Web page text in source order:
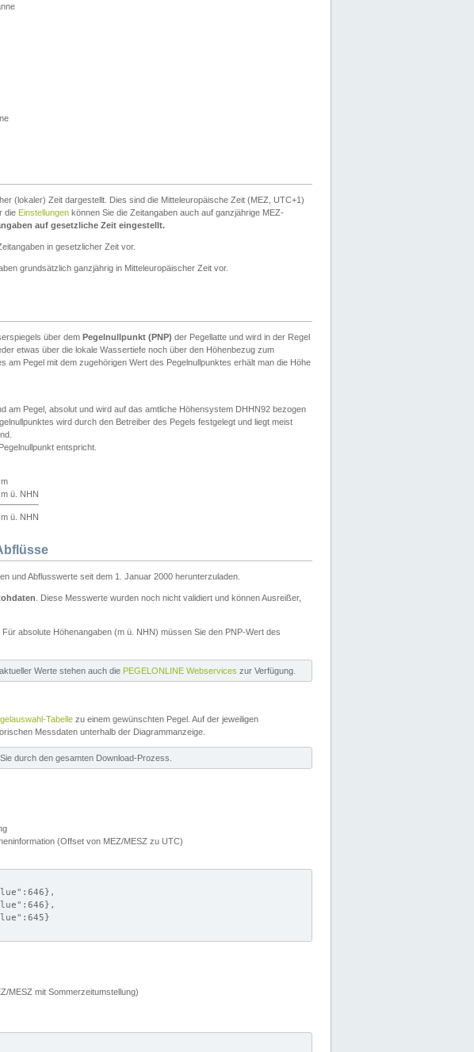
(lokaler) Zeit dargestellt. Dies sind die Mitteleuropäische Zeit (MEZ, UTC+1)
die Einstellungen können Sie die Zeitangaben auch auf ganzjährige MEZ-
auf gesetzliche Zeit eingestellt.
in gesetzlicher Zeit vor.
grundsätzlich ganzjährig in Mitteleuropäischer Zeit vor.
über dem Pegelnullpunkt (PNP) der Pegellatte und wird in der Regel
etwas über die lokale Wassertiefe noch über den Höhenbezug zum
Pegel mit dem zugehörigen Wert des Pegelnullpunktes erhält man die Höhe
am Pegel, absolut und wird auf das amtliche Höhensystem DHHN92 bezogen
wird durch den Betreiber des Pegels festgelegt und liegt meist
entspricht.
m
m ü. NHN
m ü. NHN
und Abflusswerte seit dem 1. Januar 2000 herunterzuladen.
. Diese Messwerte wurden noch nicht validiert und können Ausreißer,
. Für absolute Höhenangaben (m ü. NHN) müssen Sie den PNP-Wert des
Werte stehen auch die PEGELONLINE Webservices zur Verfügung.
Tabelle zu einem gewünschten Pegel. Auf der jeweiligen
Messdaten unterhalb der Diagrammanzeige.
durch den gesamten Download-Prozess.
(Offset von MEZ/MESZ zu UTC)
MESZ mit Sommerzeitumstellung)